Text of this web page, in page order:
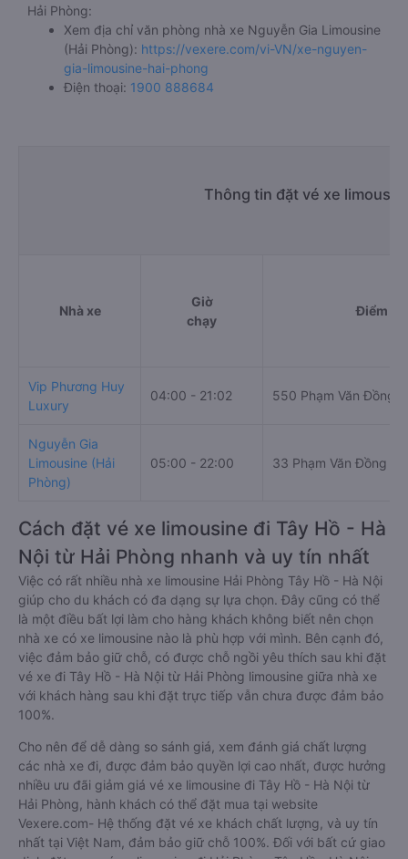
Hải Phòng:
Xem địa chỉ văn phòng nhà xe Nguyễn Gia Limousine
(Hải Phòng): https://vexere.com/vi-VN/xe-nguyen-
gia-limousine-hai-phong
Điện thoại: 1900 888684
Thông tin đặt vé xe
Nhà xe
Giờ
chạy
Điểm đi
Vip Phương Huy
Luxury
04:00 - 21:02 550 Phạm Văn Đồng
Nguyễn Gia
Limousine (Hải
Phòng)
05:00 - 22:00 33 Phạm Văn Đồng
Cách đặt vé xe limousine đi Tây Hồ - Hà
Nội từ Hải Phòng nhanh và uy tín nhất
Việc có rất nhiều nhà xe limousine Hải Phòng Tây Hồ - Hà Nội
giúp cho du khách có đa dạng sự lựa chọn. Đây cũng có thể
là một điều bất lợi làm cho hàng khách không biết nên chọn
nhà xe có xe limousine nào là phù hợp với mình. Bên cạnh đó,
việc đảm bảo giữ chỗ, có được chỗ ngồi yêu thích sau khi đặt
vé xe đi Tây Hồ - Hà Nội từ Hải Phòng limousine giữa nhà xe
với khách hàng sau khi đặt trực tiếp vẫn chưa được đảm bảo
100%.
Cho nên để dễ dàng so sánh giá, xem đánh giá chất lượng
các nhà xe đi, được đảm bảo quyền lợi cao nhất, được hưởng
nhiều ưu đãi giảm giá vé xe limousine đi Tây Hồ - Hà Nội từ
Hải Phòng, hành khách có thể đặt mua tại website
Vexere.com- Hệ thống đặt vé xe khách chất lượng, và uy tín
nhất tại Việt Nam, đảm bảo giữ chỗ 100%. Đối với bất cứ giao